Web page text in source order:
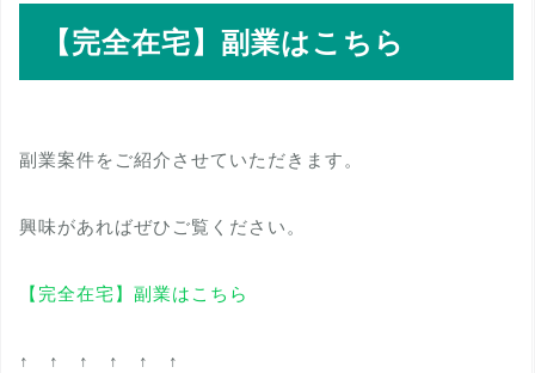
【完全在宅】副業はこちら
副業案件をご紹介させていただきます。
興味があればぜひご覧ください。
【完全在宅】副業はこちら
↑ ↑ ↑ ↑ ↑ ↑